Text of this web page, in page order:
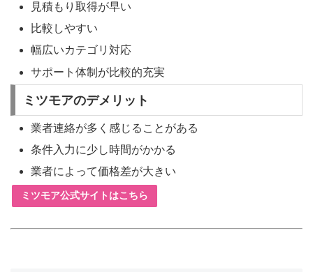
見積もり取得が早い
比較しやすい
幅広いカテゴリ対応
サポート体制が比較的充実
ミツモアのデメリット
業者連絡が多く感じることがある
条件入力に少し時間がかかる
業者によって価格差が大きい
ミツモア公式サイトはこちら